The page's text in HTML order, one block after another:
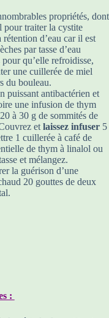
propriétés, dont
pour traiter la cystite
d’eau car il est
par tasse d’eau
qu’elle refroidisse,
une cuillerée de miel
du bouleau.
puissant antibactérien et
une infusion de thym
à 30 g de sommités de
et laissez infuser 5
1 cuillerée à café de
de thym à linalol ou
et mélangez.
la guérison d’une
20 gouttes de deux
: